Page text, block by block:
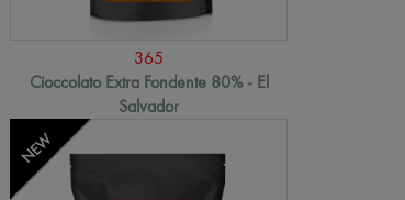
365
Cioccolato Extra Fondente 80% - El
Salvador
NEW